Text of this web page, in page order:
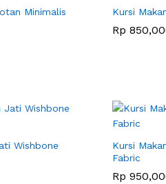
Minimalis
Kursi
Rp
Rp
Wishbone
Kursi
Fabric
Rp
Rp